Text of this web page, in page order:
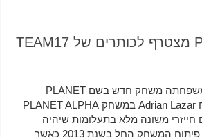
PLANET ALPHA מצטרף לכותרים של TEAM17
Team17 מקבלת אל משפחתה משחק חדש בשם PLANET
ALPHA מבית המפתח Adrian Lazar במשחק PLANET ALPHA
משונה מלא בתעלומות שיהיה
עליכם לפתור ולחקור. פיתוח המשחק החל בשנת 2013 כאשר